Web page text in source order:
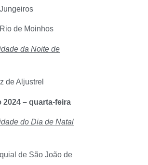
de Moinhos
da Noite de
de Aljustrel
2024 – quarta-feira
do Dia de Natal
de São João de